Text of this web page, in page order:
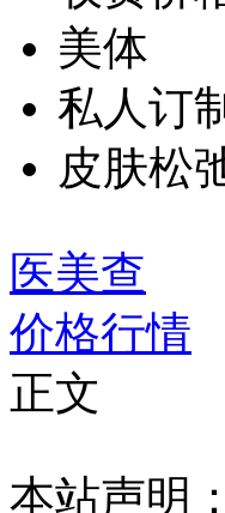
美体
私人订
皮肤松
医美查
价格行情
正文
本站声明